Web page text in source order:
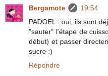
Bergamote
19:54
PADOEL : oui, ils sont
"sauter" l'étape de
début) et passer
sucre :)
Répondre